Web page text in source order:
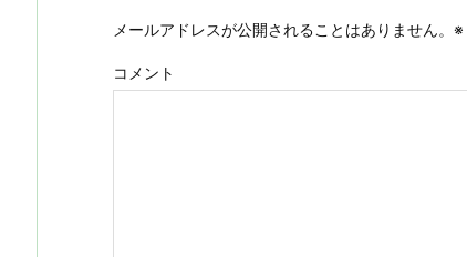
メールアドレスが公開されることはありません。 ※
コメント